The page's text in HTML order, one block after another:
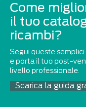
Come
il tuo
ricambi?
Segui queste
e porta il tuo post-
livello professionale.
Scarica la guida